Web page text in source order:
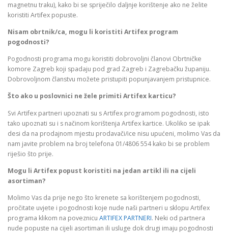
magnetnu traku), kako bi se spriječilo daljnje korištenje ako ne želite
koristiti Artifex popuste.
Nisam obrtnik/ca, mogu li koristiti Artifex program
pogodnosti?
Pogodnosti programa mogu koristiti dobrovoljni članovi Obrtničke
komore Zagreb koji spadaju pod grad Zagreb i Zagrebačku županiju.
Dobrovoljnom članstvu možete pristupiti popunjavanjem pristupnice.
Što ako u poslovnici ne žele primiti Artifex karticu?
Svi Artifex partneri upoznati su s Artifex programom pogodnosti, isto
tako upoznati su i s načinom korištenja Artifex kartice. Ukoliko se ipak
desi da na prodajnom mjestu prodavači/ice nisu upućeni, molimo Vas da
nam javite problem na broj telefona 01/4806 554 kako bi se problem
riješio što prije.
Mogu li Artifex popust koristiti na jedan artikl ili na cijeli
asortiman?
Molimo Vas da prije nego što krenete sa korištenjem pogodnosti,
pročitate uvjete i pogodnosti koje nude naši partneri u sklopu Artifex
programa klikom na poveznicu ARTIFEX PARTNERI. Neki od partnera
nude popuste na cijeli asortiman ili usluge dok drugi imaju pogodnosti